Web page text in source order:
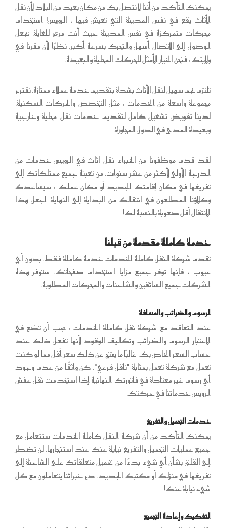
يمكنك التأكد من أننا لا نتصل بك من مكان بعيد من البلاد لأن نقل
الأثاث يقع في نفس المدينة التي تعيش فيها ، الرويس! استخدام
محركات متمركزة في نفس المدينة حيث أنت مريح للغاية. يجعل
الوصول إلى الاتصال أسهل والتحرك بسرعة أكبر. نظرًا لأن مقرنا في
ولايتك ، فنحن الخيار الأمثل للحركات المحلية والبعيدة.
تلتزم نجم سهيل لنقل الأثاث بشدة بتقديم خدمة عملاء ممتازة. نقترح
مجموعة واسعة من الخدمات ، مثل التخصص والحركات السكنية.
لدينا تفويض تشغيل كامل لتقديم خدمات نقل محلية وخارجية
وبعيدة المدى في الدول المجاورة.
لقد قدم موظفونا من الخبراء نقل اثاث في الرويس خدمات من
الدرجة الأولى لأكثر من عشر سنوات. من تعبئة جميع ممتلكاتك إلى
تفريغها في مكان إقامتك الجديد أو مكان عملك ، سيساعدك
وكلاؤنا المطلعون في انتقالك من البداية إلى النهاية. اجعل هذا
الانتقال أقل صعوبة بالنسبة لك!
خدمة كاملة مقدمة من قبلنا
تقدم شركة النقل كاملة الخدمات خدمة كاملة فقط. بدون أي
عيوب ، فإنها توفر جميع مزايا استخدام صفحاتك. ستوفر هذه
الشركات جميع السائقين والشاحنات والمحركات المطلوبة.
الرسوم والضرائب والمسافة
عند التعاقد مع شركة نقل كاملة الخدمات ، يجب أن تضع في
الاعتبار الرسوم والضرائب وتكاليف الوقود لأنها تفعل ذلك عند
حساب السعر الخاص بك. غالبًا ما ينتج عن ذلك سعر أقل مما لو كنت
تعمل مع شركة تعمل بمثابة "ناقل فرعي". كن واثقًا من عدم وجود
أي رسوم غير معتادة في فاتورتك النهائية إذا استخدمت نقل عفش
الرويس خدماتنا في حركتك.
خدمات التحميل والتفريغ
يمكنك التأكد من أن شركة النقل كاملة الخدمات ستتعامل مع
جميع عمليات التحميل والتفريغ نيابة عنك عند استئجارها. لن تضطر
إلى القلق بشأن أي شيء بدءًا من تحميل متعلقاتك على الشاحنة إلى
تفريغها في منزلك أو مكتبك الجديد. دع خبرائنا يتعاملون مع كل
شيء نيابة عنك!
التفكيك وإعادة التجميع